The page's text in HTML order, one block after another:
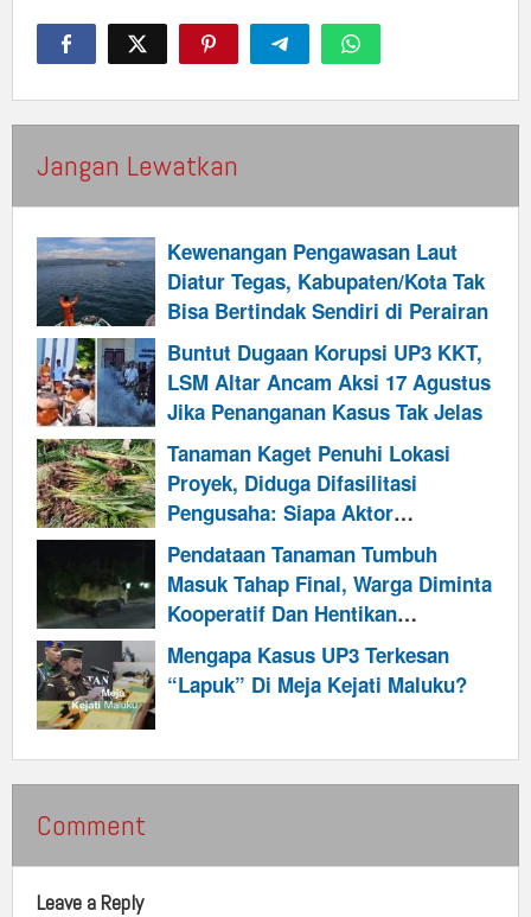
Jangan Lewatkan
Kewenangan Pengawasan Laut
Diatur Tegas, Kabupaten/Kota Tak
Bisa Bertindak Sendiri di Perairan
Buntut Dugaan Korupsi UP3 KKT,
LSM Altar Ancam Aksi 17 Agustus
Jika Penanganan Kasus Tak Jelas
Tanaman Kaget Penuhi Lokasi
Proyek, Diduga Difasilitasi
Pengusaha: Siapa Aktor
Utamanya?
Pendataan Tanaman Tumbuh
Masuk Tahap Final, Warga Diminta
Kooperatif Dan Hentikan
Penambahan Tanaman Dari Luar
Mengapa Kasus UP3 Terkesan
“Lapuk” Di Meja Kejati Maluku?
Comment
Leave a Reply